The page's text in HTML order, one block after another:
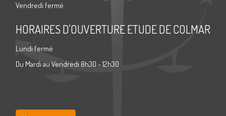
Vendredi fermé
HORAIRES D'OUVERTURE ETUDE DE COLMAR
Lundi fermé
Du Mardi au Vendredi 8h30 - 12h30